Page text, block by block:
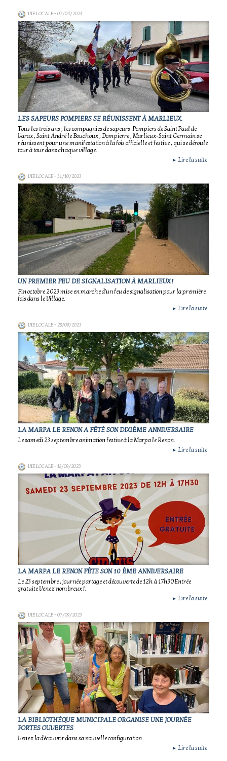
VIE LOCALE- 07/04/2024
LES SAPEURS POMPIERS SE RÉUNISSENT À MARLIEUX.
Tous les trois ans , les compagnies de sapeurs-Pompiers de Saint Paul de
Varax , Saint André le Bouchoux , Dompierre , Marlieux-Saint Germain se
réunissent pour une manifestation à la fois officielle et festive , qui se déroule
tour à tour dans chaque village.
► Lire la suite
VIE LOCALE- 31/10/2023
UN PREMIER FEU DE SIGNALISATION À MARLIEUX !
Fin octobre 2023 mise en marche d'un feu de signalisation pour la première
fois dans le Village.
► Lire la suite
VIE LOCALE- 28/09/2023
LA MARPA LE RENON A FÊTÉ SON DIXIÈME ANNIVERSAIRE
Le samedi 23 septembre animation festive à la Marpa le Renon.
► Lire la suite
VIE LOCALE- 18/09/2023
LA MARPA LE RENON FÊTE SON 10 ÈME ANNIVERSAIRE
Le 23 septembre , journée partage et découverte de 12h à 17h30 Entrée
gratuite Venez nombreux !.
► Lire la suite
VIE LOCALE- 07/09/2023
LA BIBLIOTHÈQUE MUNICIPALE ORGANISE UNE JOURNÉE
PORTES OUVERTES
Venez la découvrir dans sa nouvelle configuration..
► Lire la suite